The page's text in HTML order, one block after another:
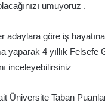
umuyoruz .
göre iş
yaparak 4 yıllık Felsefe
inceleyebilirsiniz
Üniversite Taban